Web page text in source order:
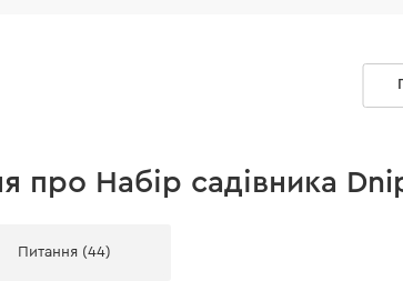
та води
про Набір садівника
Питання (44)